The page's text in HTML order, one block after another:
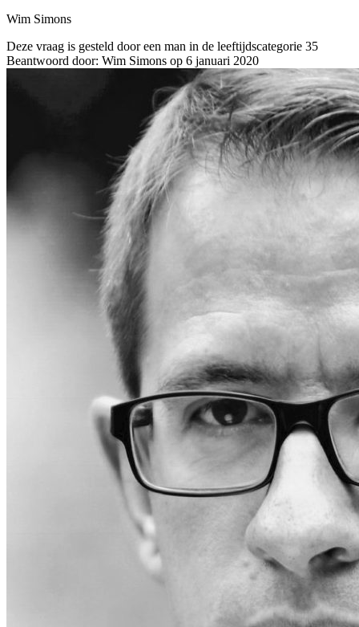
Wim Simons
Deze vraag is gesteld door een man in de leeftijdscategorie 35
Beantwoord door: Wim Simons op 6 januari 2020